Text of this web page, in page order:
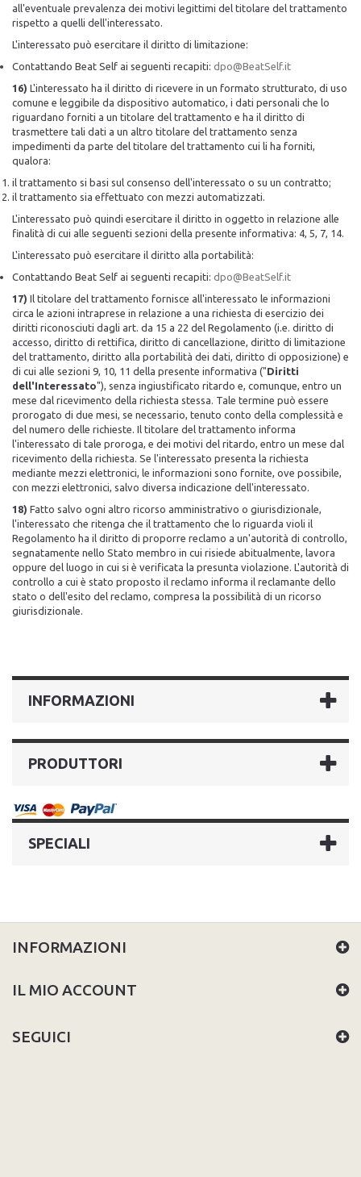
all'eventuale prevalenza dei motivi legittimi del titolare del trattamento
rispetto a quelli dell'interessato.
L'interessato può esercitare il diritto di limitazione:
Contattando Beat Self ai seguenti recapiti: dpo@BeatSelf.it
16) L'interessato ha il diritto di ricevere in un formato strutturato, di uso
comune e leggibile da dispositivo automatico, i dati personali che lo
riguardano forniti a un titolare del trattamento e ha il diritto di
trasmettere tali dati a un altro titolare del trattamento senza
impedimenti da parte del titolare del trattamento cui li ha forniti,
qualora:
il trattamento si basi sul consenso dell'interessato o su un contratto;
il trattamento sia effettuato con mezzi automatizzati.
L'interessato può quindi esercitare il diritto in oggetto in relazione alle
finalità di cui alle seguenti sezioni della presente informativa: 4, 5, 7, 14.
L'interessato può esercitare il diritto alla portabilità:
Contattando Beat Self ai seguenti recapiti: dpo@BeatSelf.it
17) Il titolare del trattamento fornisce all'interessato le informazioni
circa le azioni intraprese in relazione a una richiesta di esercizio dei
diritti riconosciuti dagli art. da 15 a 22 del Regolamento (i.e. diritto di
accesso, diritto di rettifica, diritto di cancellazione, diritto di limitazione
del trattamento, diritto alla portabilità dei dati, diritto di opposizione) e
di cui alle sezioni 9, 10, 11 della presente informativa ("Diritti
dell'Interessato"), senza ingiustificato ritardo e, comunque, entro un
mese dal ricevimento della richiesta stessa. Tale termine può essere
prorogato di due mesi, se necessario, tenuto conto della complessità e
del numero delle richieste. Il titolare del trattamento informa
l'interessato di tale proroga, e dei motivi del ritardo, entro un mese dal
ricevimento della richiesta. Se l'interessato presenta la richiesta
mediante mezzi elettronici, le informazioni sono fornite, ove possibile,
con mezzi elettronici, salvo diversa indicazione dell'interessato.
18) Fatto salvo ogni altro ricorso amministrativo o giurisdizionale,
l'interessato che ritenga che il trattamento che lo riguarda violi il
Regolamento ha il diritto di proporre reclamo a un'autorità di controllo,
segnatamente nello Stato membro in cui risiede abitualmente, lavora
oppure del luogo in cui si è verificata la presunta violazione. L'autorità di
controllo a cui è stato proposto il reclamo informa il reclamante dello
stato o dell'esito del reclamo, compresa la possibilità di un ricorso
giurisdizionale.
INFORMAZIONI
PRODUTTORI
SPECIALI
INFORMAZIONI
IL MIO ACCOUNT
SEGUICI